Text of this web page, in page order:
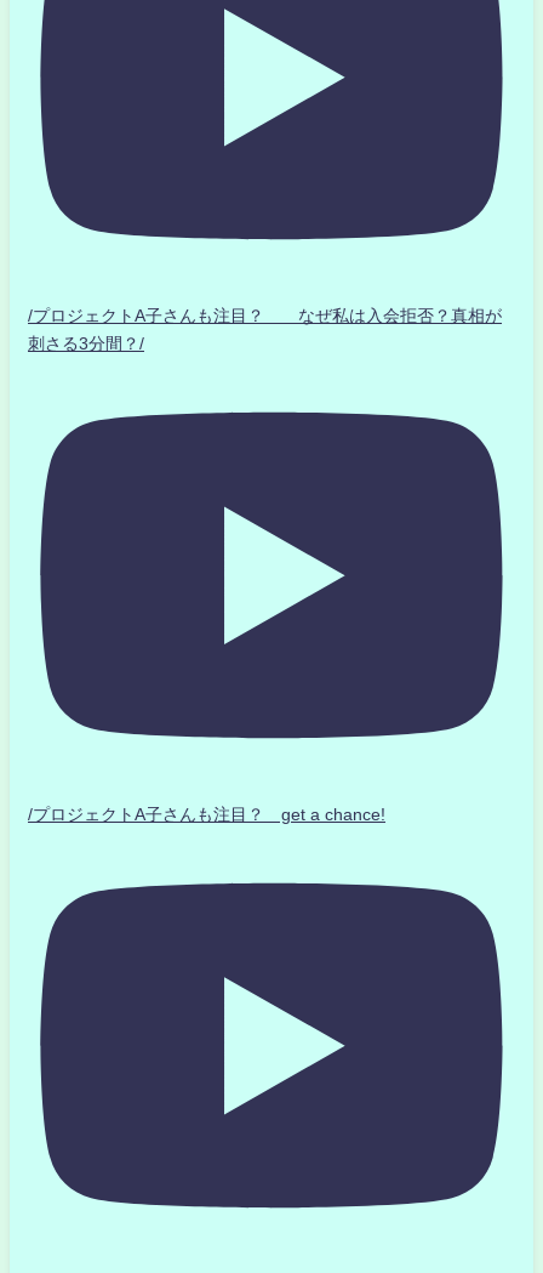
/プロジェクトA子さんも注目？ なぜ私は入会拒否？真相が
刺さる3分間？/
/プロジェクトA子さんも注目？ get a chance!